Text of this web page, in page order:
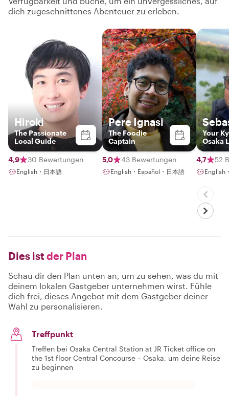
dich zugeschnittenes Abenteuer zu erleben.
Hiroki
The Passionate
Local Guide
4,9 30 Bewertungen
English・日本語
Pere Ignasi
The Foodie
Captain
5,0 43 Bewertungen
English・Español・日本語
Your
Osaka
Insider
4,7
52
English
Dies ist der Plan
Schau dir den Plan unten an, um zu sehen, was du mit
deinem lokalen Gastgeber unternehmen wirst. Fühle
dich frei, dieses Angebot mit dem Gastgeber deiner
Wahl zu personalisieren.
Treffpunkt
Treffen bei Osaka Central Station at JR Ticket office on
the 1st floor Central Concourse – Osaka, um deine Reise
zu beginnen